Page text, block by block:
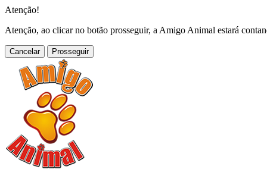
Atenção!
Atenção, ao clicar no botão prosseguir, a Amigo Animal estará
Cancelar